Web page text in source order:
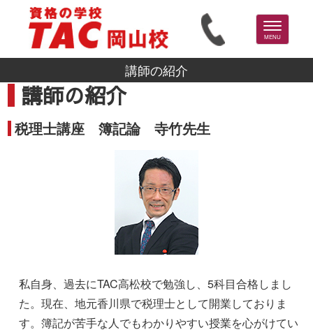
Toggle
navigation
MENU
講師の紹介
講師の紹介
税理士講座 簿記論 寺竹先生
私自身、過去にTAC高松校で勉強し、5科目合格しまし
た。現在、地元香川県で税理士として開業しておりま
す。簿記が苦手な人でもわかりやすい授業を心がけてい